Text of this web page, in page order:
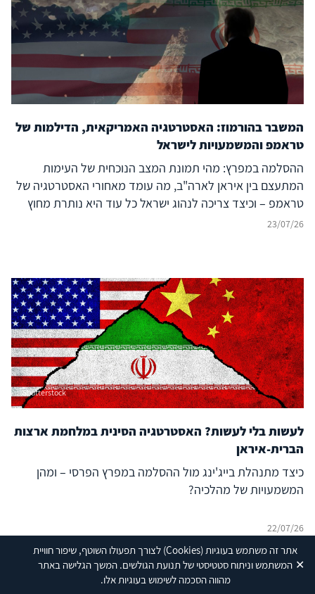
אתר זה משתמש בעוגיות(Cookies) לצורך תפעולו השוטף, שיפור חוויית
המשתמש וניתוח סטטיסטי של תנועת הגולשים. המשך הגלישה באתר
מהווה הסכמה לשימוש בעוגיות אלו.
✕
המשבר בהורמוז: האסטרטגיה האמריקאית, הדילמות של
טראמפ והמשמעויות לישראל
ההסלמה במפרץ: מהי תמונת המצב הנוכחית של העימות
המתעצם בין איראן לארה"ב, מה עומד מאחורי האסטרטגיה של
טראמפ – וכיצד צריכה לנהוג ישראל כל עוד היא נותרת מחוץ
לעימות?
23/07/26
Shutterstock
לעשות בלי לעשות? האסטרטגיה הסינית במלחמת ארצות
הברית-איראן
כיצד מתנהלת בייג'ינג מול ההסלמה במפרץ הפרסי – ומהן
המשמעויות של מהלכיה?
22/07/26